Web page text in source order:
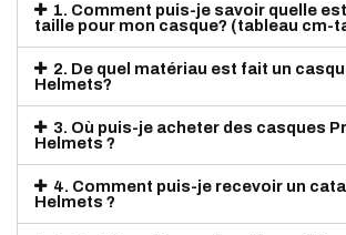
1. Comment puis-je savoir quelle
taille pour mon casque? (tableau cm-
2. De quel matériau est fait un
Helmets?
3. Où puis-je acheter des casques
Helmets ?
4. Comment puis-je recevoir un
Helmets ?